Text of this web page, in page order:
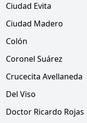
Ciudad Evita
Ciudad Madero
Colón
Coronel Suárez
Crucecita Avellaneda
Del Viso
Doctor Ricardo Rojas